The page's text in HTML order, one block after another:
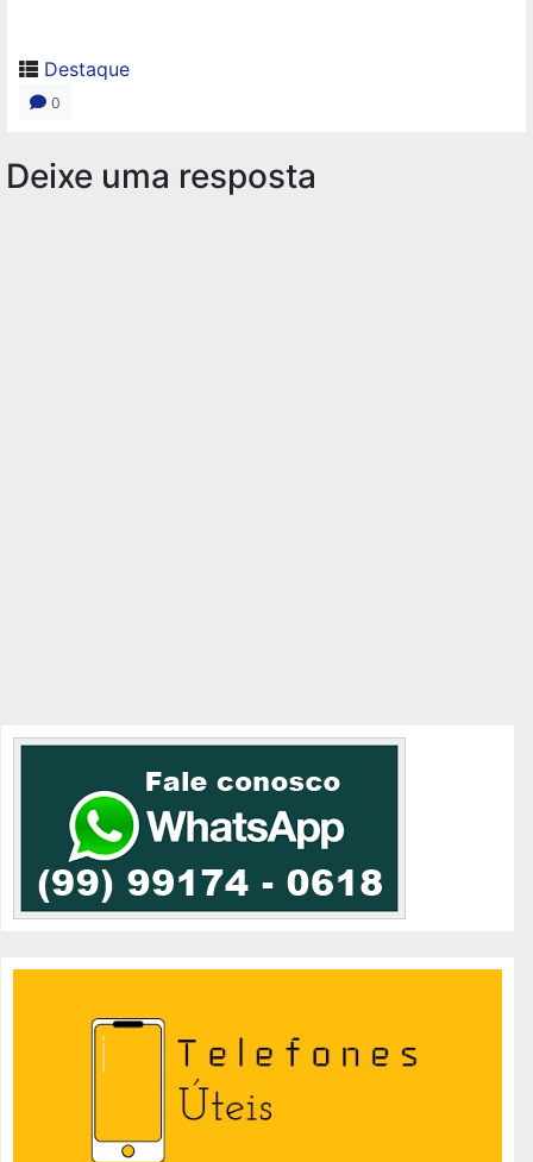
Destaque
0
Deixe uma resposta